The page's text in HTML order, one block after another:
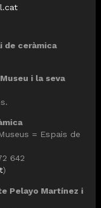
de ceràmica
i la seva
= Espais de
642
)
Pelayo Martínez i